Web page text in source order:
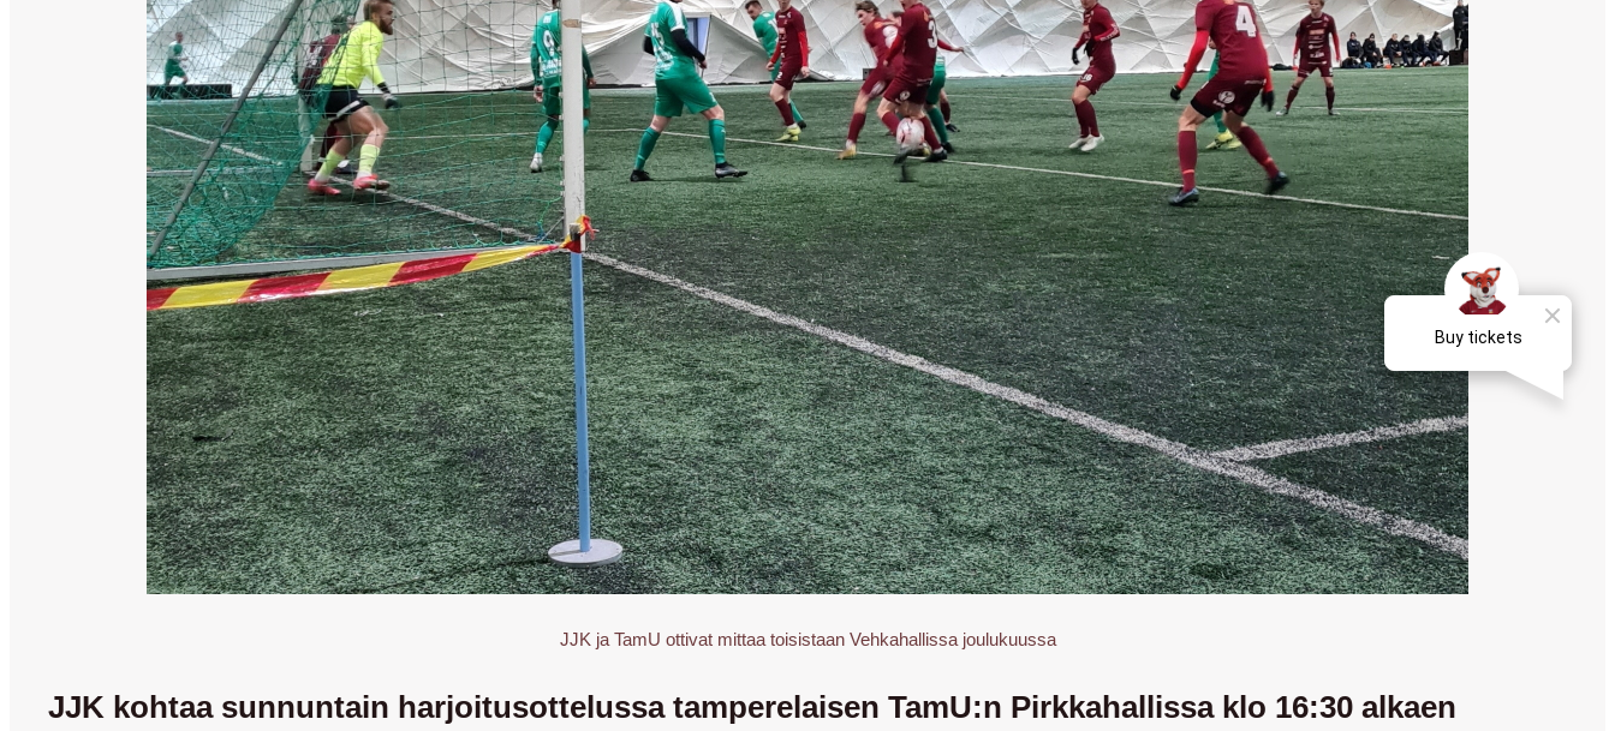
JJK ja TamU ottivat mittaa toisistaan Vehkahallissa joulukuussa
JJK kohtaa sunnuntain harjoitusottelussa tamperelaisen TamU:n Pirkkahallissa klo 16:30 alkaen